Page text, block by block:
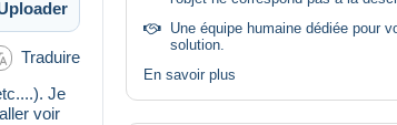
Traduire
Je
voir
Une équipe humaine dédiée pour
solution.
En savoir plus